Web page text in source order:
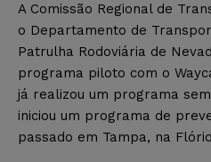
A Comissão Regional de
o Departamento de
Patrulha Rodoviária de
programa piloto com o
já realizou um programa
iniciou um programa de
passado em Tampa, na